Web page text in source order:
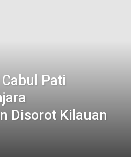
Pati
Disorot Kilauan